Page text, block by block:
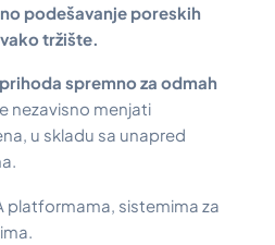
podešavanje poreskih
tržište.
spremno za odmah
nezavisno menjati
u skladu sa unapred
platformama, sistemima za